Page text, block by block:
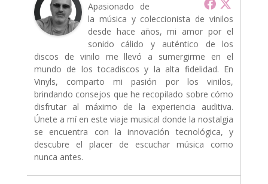
Apasionado de
la música y coleccionista de vinilos
desde hace años, mi amor por el
sonido cálido y auténtico de los
discos de vinilo me llevó a sumergirme en el
mundo de los tocadiscos y la alta fidelidad. En
Vinyls, comparto mi pasión por los vinilos,
brindando consejos que he recopilado sobre cómo
disfrutar al máximo de la experiencia auditiva.
Únete a mí en este viaje musical donde la nostalgia
se encuentra con la innovación tecnológica, y
descubre el placer de escuchar música como
nunca antes.